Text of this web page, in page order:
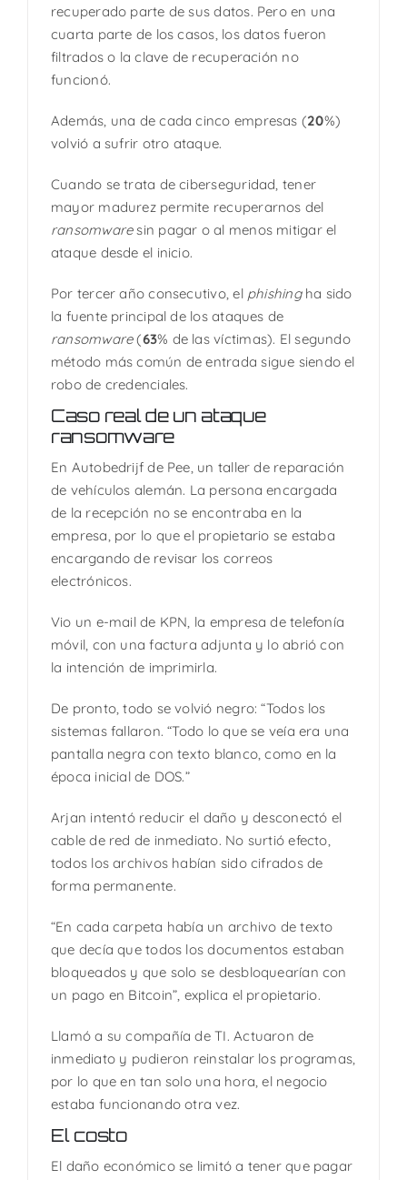
recuperado parte de sus datos. Pero en una
cuarta parte de los casos, los datos fueron
filtrados o la clave de recuperación no
funcionó.
Además, una de cada cinco empresas (20%)
volvió a sufrir otro ataque.
Cuando se trata de ciberseguridad, tener
mayor madurez permite recuperarnos del
ransomwaresin pagar o al menos mitigar el
ataque desde el inicio.
Por tercer año consecutivo, el phishingha sido
la fuente principal de los ataques de
ransomware(63% de las víctimas). El segundo
método más común de entrada sigue siendo el
robo de credenciales.
Caso real de un ataque
ransomware
En Autobedrijf de Pee, un taller de reparación
de vehículos alemán. La persona encargada
de la recepción no se encontraba en la
empresa, por lo que el propietario se estaba
encargando de revisar los correos
electrónicos.
Vio un e-mail de KPN, la empresa de telefonía
móvil, con una factura adjunta y lo abrió con
la intención de imprimirla.
De pronto, todo se volvió negro: “Todos los
sistemas fallaron. “Todo lo que se veía era una
pantalla negra con texto blanco, como en la
época inicial de DOS.”
Arjan intentó reducir el daño y desconectó el
cable de red de inmediato. No surtió efecto,
todos los archivos habían sido cifrados de
forma permanente.
“En cada carpeta había un archivo de texto
que decía que todos los documentos estaban
bloqueados y que solo se desbloquearían con
un pago en Bitcoin”, explica el propietario.
Llamó a su compañía de TI. Actuaron de
inmediato y pudieron reinstalar los programas,
por lo que en tan solo una hora, el negocio
estaba funcionando otra vez.
El costo
El daño económico se limitó a tener que pagar